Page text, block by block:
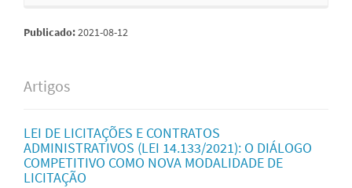
Publicado:2021-08-12
Artigos
LEI DE LICITAÇÕES E CONTRATOS
ADMINISTRATIVOS (LEI 14.133/2021): O DIÁLOGO
COMPETITIVO COMO NOVA MODALIDADE DE
LICITAÇÃO